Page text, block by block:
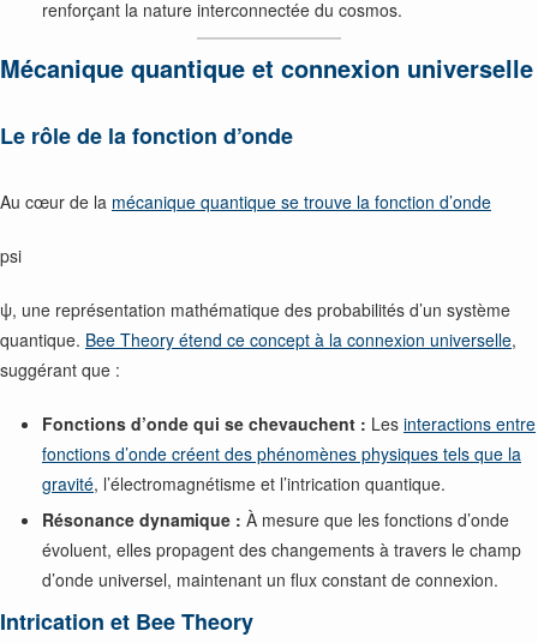
renforçant la nature interconnectée du cosmos.
Mécanique quantique et connexion universelle
Le rôle de la fonction d’onde
Au cœur de la mécanique quantique se trouve la fonction d’onde
psi
ψ, une représentation mathématique des probabilités d’un système
quantique. Bee Theory étend ce concept à la connexion universelle,
suggérant que :
Fonctions d’onde qui se chevauchent : Les interactions entre
fonctions d’onde créent des phénomènes physiques tels que la
gravité, l’électromagnétisme et l’intrication quantique.
Résonance dynamique : À mesure que les fonctions d’onde
évoluent, elles propagent des changements à travers le champ
d’onde universel, maintenant un flux constant de connexion.
Intrication et Bee Theory